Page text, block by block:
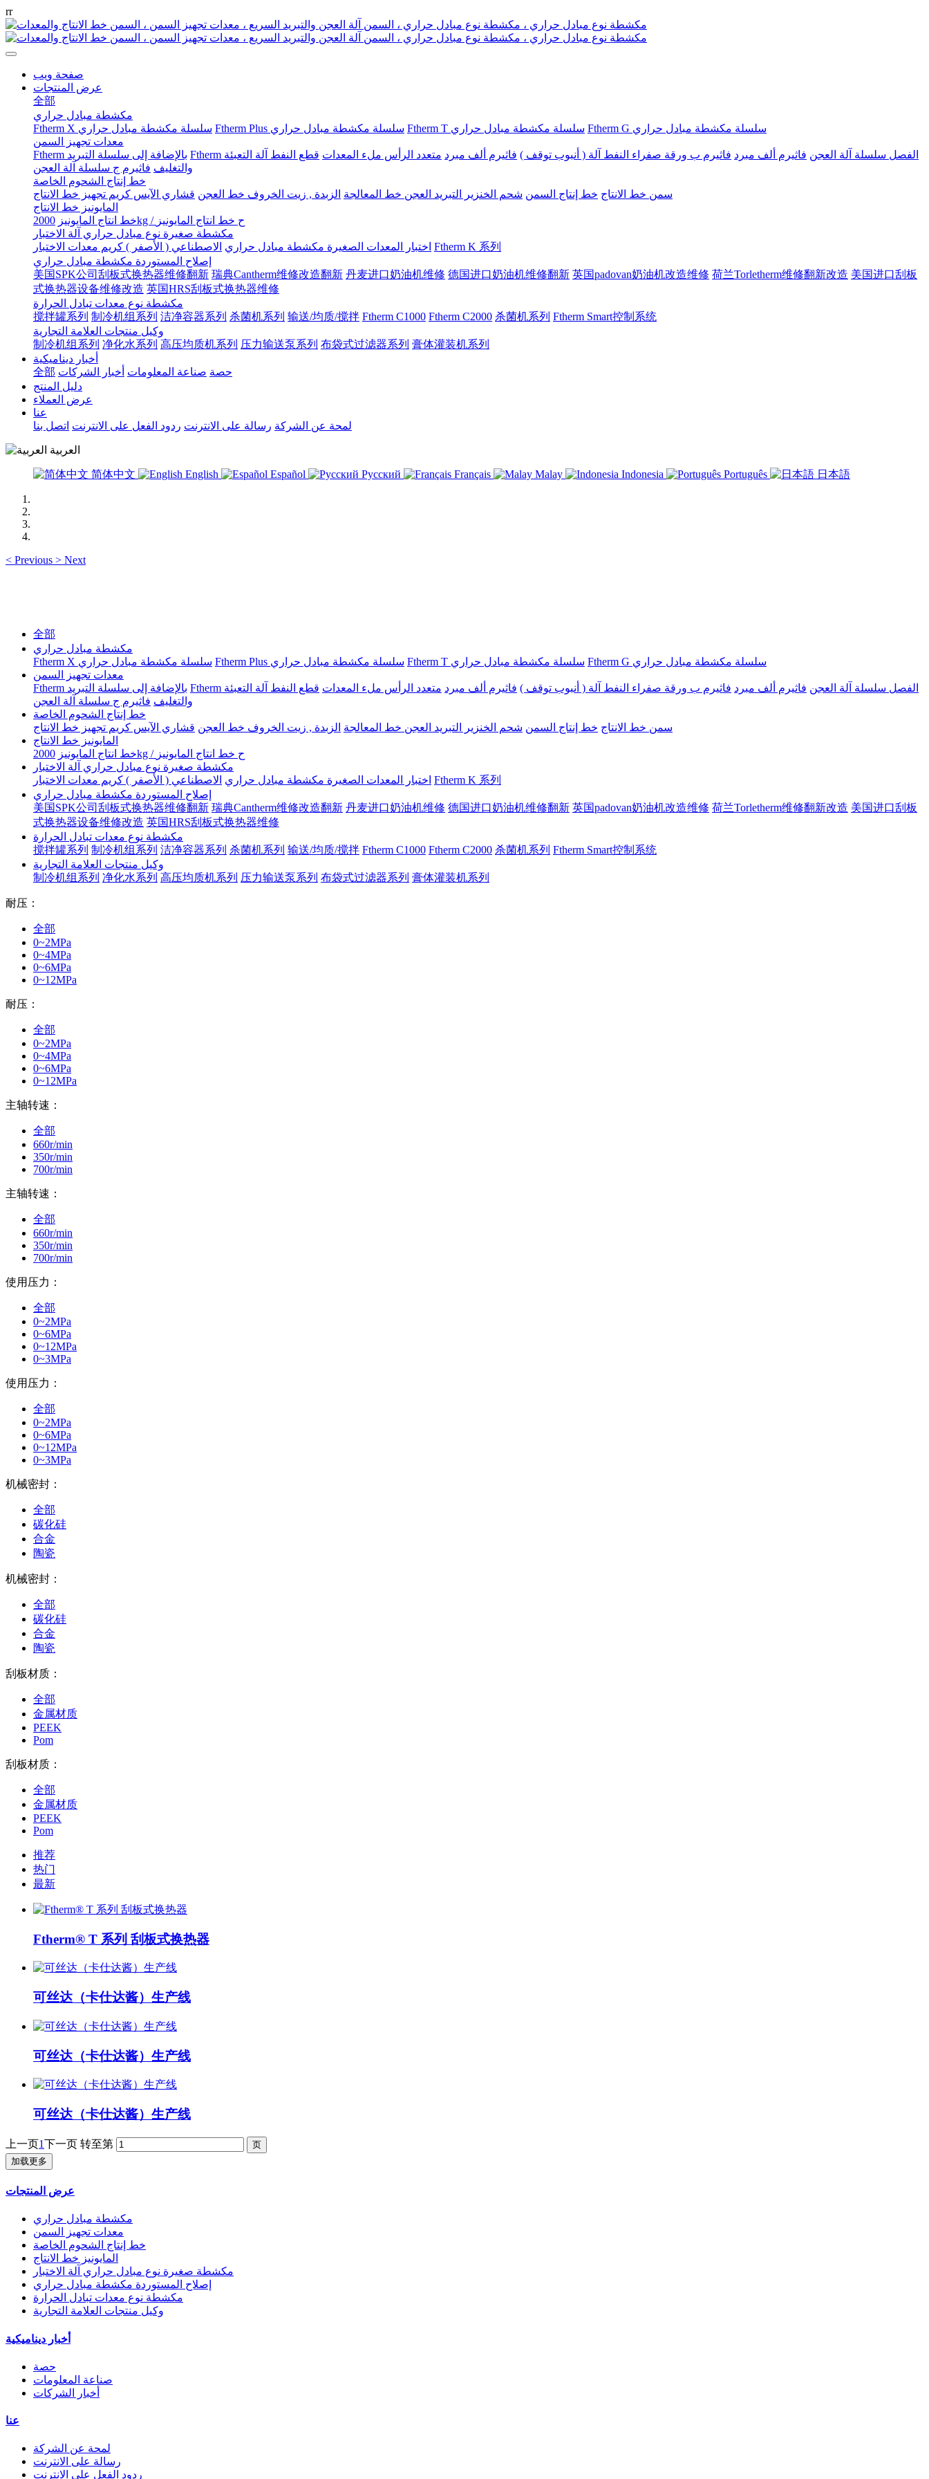
rr
صفحة ويب
عرض المنتجات
全部
مكشطة مبادل حراري
Ftherm X سلسلة مكشطة مبادل حراري
Ftherm Plus سلسلة مكشطة مبادل حراري Ftherm T سلسلة مكشطة مبادل حراري
Ftherm G سلسلة مكشطة مبادل حراري
معدات تجهيز السمن
Ftherm بالإضافة إلى سلسلة التبريد
Ftherm الفصل سلسلة آلة العجن فاثيرم ألف مبرد فاثيرم ب ورقة صفراء النفط آلة ( أنبوب توقف ) فاثيرم ألف مبرد متعدد الرأس ملء المعدات قطع النفط آلة التعبئة
والتغليف فاثيرم ج سلسلة آلة العجن
خط إنتاج الشحوم الخاصة
سمن خط الانتاج خط إنتاج السمن شحم الخنزير التبريد العجن خط المعالجة الزبدة , زيت الخروف خط العجن قشاري الآيس كريم تجهيز خط الانتاج
المايونيز خط الانتاج
خط انتاج المايونيز
2000kg / ح خط انتاج المايونيز
مكشطة صغيرة نوع مبادل حراري آلة الاختبار
اختبار المعدات الصغيرة مكشطة مبادل حراري الاصطناعي ( الأصفر ) كريم معدات الاختبار
Ftherm K 系列
إصلاح المستوردة مكشطة مبادل حراري
美国SPK公司刮板式换热器维修翻新 瑞典Cantherm维修改造翻新 丹麦进口奶油机维修 德国进口奶油机维修翻新 英国padovan奶油机改造维修 荷兰Torletherm维修翻新改造 美国进口刮板
式换热器设备维修改造 英国HRS刮板式换热器维修
مكشطة نوع معدات تبادل الحرارة
搅拌罐系列 制冷机组系列 洁净容器系列 杀菌机系列 输送/均质/搅拌 Ftherm C1000 Ftherm C2000 杀菌机系列 Ftherm Smart控制系统
وكيل منتجات العلامة التجارية
制冷机组系列 净化水系列 高压均质机系列 压力输送泵系列 布袋式过滤器系列 膏体灌装机系列
أخبار ديناميكية
全部
حصة صناعة المعلومات أخبار الشركات
دليل المنتج
عرض العملاء
عنا
لمحة عن الشركة رسالة على الانترنت ردود الفعل على الانترنت اتصل بنا
العربية
简体中文 English Español Русский Français Malay Indonesia Português 日本語
< Previous > Next
全部
مكشطة مبادل حراري
Ftherm X سلسلة مكشطة مبادل حراري
Ftherm Plus سلسلة مكشطة مبادل حراري Ftherm T سلسلة مكشطة مبادل حراري
Ftherm G سلسلة مكشطة مبادل حراري
معدات تجهيز السمن
Ftherm بالإضافة إلى سلسلة التبريد
Ftherm الفصل سلسلة آلة العجن فاثيرم ألف مبرد فاثيرم ب ورقة صفراء النفط آلة ( أنبوب توقف ) فاثيرم ألف مبرد متعدد الرأس ملء المعدات قطع النفط آلة التعبئة
والتغليف فاثيرم ج سلسلة آلة العجن
خط إنتاج الشحوم الخاصة
سمن خط الانتاج خط إنتاج السمن شحم الخنزير التبريد العجن خط المعالجة الزبدة , زيت الخروف خط العجن قشاري الآيس كريم تجهيز خط الانتاج
المايونيز خط الانتاج
خط انتاج المايونيز
2000kg / ح خط انتاج المايونيز
مكشطة صغيرة نوع مبادل حراري آلة الاختبار
اختبار المعدات الصغيرة مكشطة مبادل حراري الاصطناعي ( الأصفر ) كريم معدات الاختبار
Ftherm K 系列
إصلاح المستوردة مكشطة مبادل حراري
美国SPK公司刮板式换热器维修翻新 瑞典Cantherm维修改造翻新 丹麦进口奶油机维修 德国进口奶油机维修翻新 英国padovan奶油机改造维修 荷兰Torletherm维修翻新改造 美国进口刮板
式换热器设备维修改造 英国HRS刮板式换热器维修
مكشطة نوع معدات تبادل الحرارة
搅拌罐系列 制冷机组系列 洁净容器系列 杀菌机系列 输送/均质/搅拌 Ftherm C1000 Ftherm C2000 杀菌机系列 Ftherm Smart控制系统
وكيل منتجات العلامة التجارية
制冷机组系列 净化水系列 高压均质机系列 压力输送泵系列 布袋式过滤器系列 膏体灌装机系列
耐压：
全部
0~2MPa
0~4MPa
0~6MPa
0~12MPa
耐压：
全部
0~2MPa
0~4MPa
0~6MPa
0~12MPa
主轴转速：
全部
660r/min
350r/min
700r/min
主轴转速：
全部
660r/min
350r/min
700r/min
使用压力：
全部
0~2MPa
0~6MPa
0~12MPa
0~3MPa
使用压力：
全部
0~2MPa
0~6MPa
0~12MPa
0~3MPa
机械密封：
全部
碳化硅
合金
陶瓷
机械密封：
全部
碳化硅
合金
陶瓷
刮板材质：
全部
金属材质
PEEK
Pom
刮板材质：
全部
金属材质
PEEK
Pom
推荐
热门
最新
Ftherm® T 系列 刮板式换热器
可丝达（卡仕达酱）生产线
可丝达（卡仕达酱）生产线
可丝达（卡仕达酱）生产线
上一页1下一页 转至第
加载更多
عرض المنتجات
مكشطة مبادل حراري
معدات تجهيز السمن
خط إنتاج الشحوم الخاصة
المايونيز خط الانتاج
مكشطة صغيرة نوع مبادل حراري آلة الاختبار
إصلاح المستوردة مكشطة مبادل حراري
مكشطة نوع معدات تبادل الحرارة
وكيل منتجات العلامة التجارية
أخبار ديناميكية
حصة
صناعة المعلومات
أخبار الشركات
عنا
لمحة عن الشركة
رسالة على الانترنت
ردود الفعل على الانترنت